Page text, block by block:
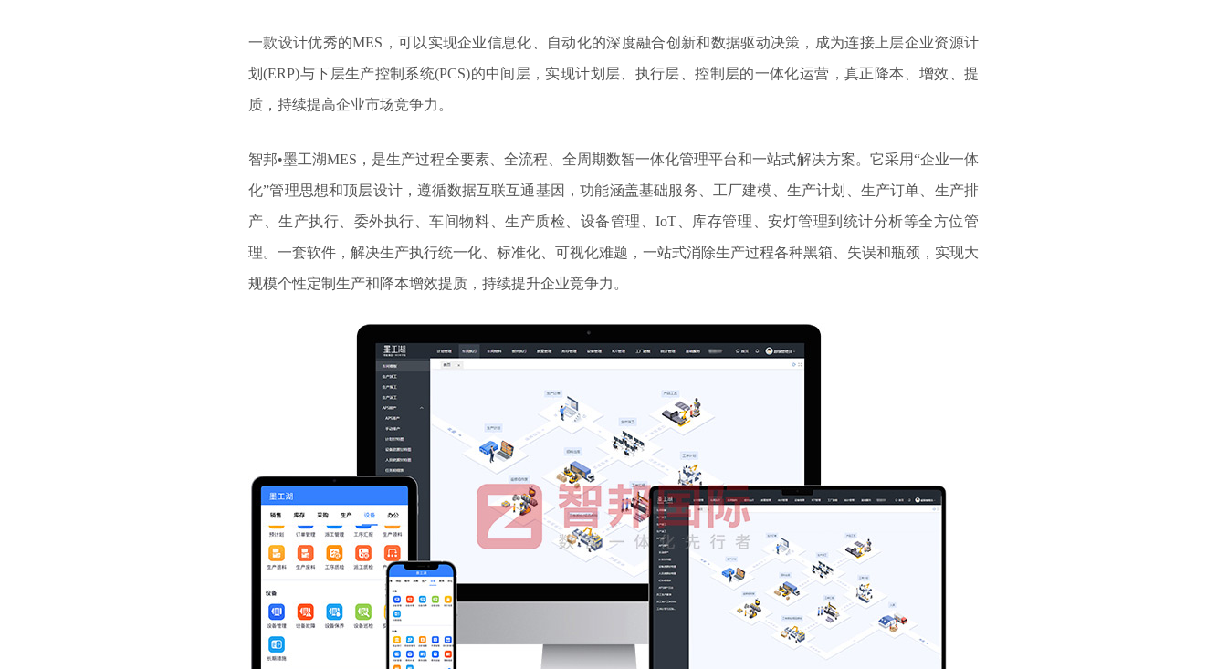
一款设计优秀的MES，可以实现企业信息化、自动化的深度融合创新和数据驱动决策，成为连接上层企业资源计
划(ERP)与下层生产控制系统(PCS)的中间层，实现计划层、执行层、控制层的一体化运营，真正降本、增效、提
质，持续提高企业市场竞争力。
智邦•墨工湖MES，是生产过程全要素、全流程、全周期数智一体化管理平台和一站式解决方案。它采用“企业一体
化”管理思想和顶层设计，遵循数据互联互通基因，功能涵盖基础服务、工厂建模、生产计划、生产订单、生产排
产、生产执行、委外执行、车间物料、生产质检、设备管理、IoT、库存管理、安灯管理到统计分析等全方位管
理。一套软件，解决生产执行统一化、标准化、可视化难题，一站式消除生产过程各种黑箱、失误和瓶颈，实现大
规模个性定制生产和降本增效提质，持续提升企业竞争力。